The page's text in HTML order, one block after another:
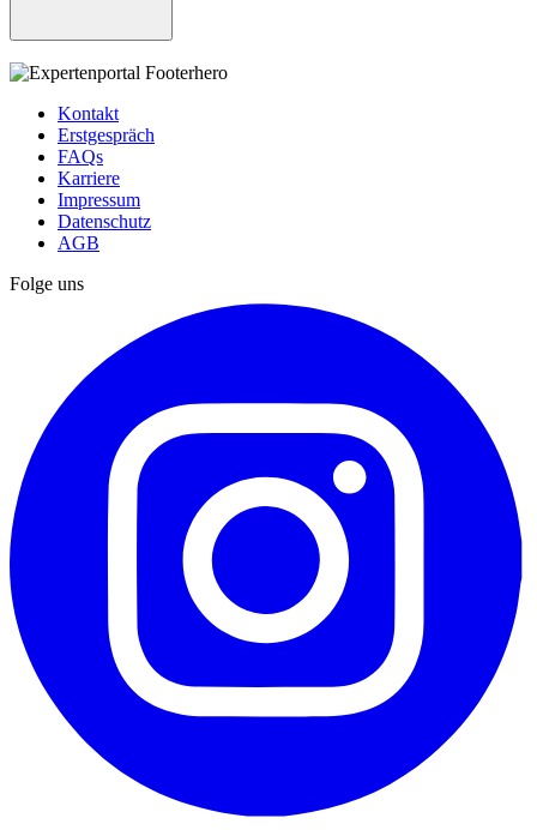
Kontakt
Erstgespräch
FAQs
Karriere
Impressum
Datenschutz
AGB
Folge uns